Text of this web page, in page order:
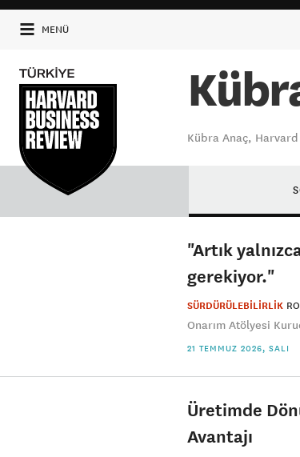
MENÜ
Kübra Anaç,
"Artık
gerekiyor."
SÜRDÜRÜLEBİLİRLİK
Onarım Atölyesi
21 TEMMUZ 2026, SALI
Üretimde
Avantajı